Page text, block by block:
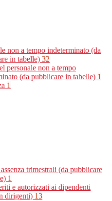
non a tempo indeterminato (da
in tabelle) 32
personale non a tempo
(da pubblicare in tabelle) 1
1
trimestrali (da pubblicare
1
e autorizzati ai dipendenti
dirigenti) 13